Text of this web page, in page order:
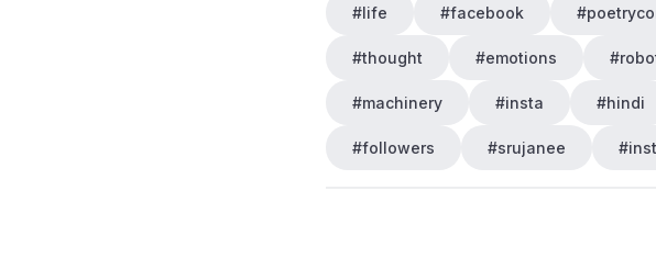
#life #facebook
#thought #emotions
#machinery #insta #hindi
#followers #srujanee